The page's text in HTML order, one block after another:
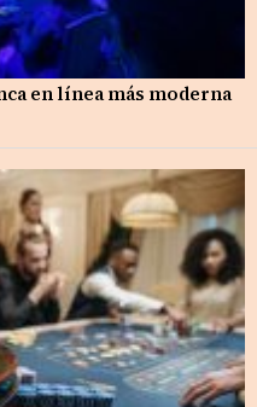
en línea más moderna